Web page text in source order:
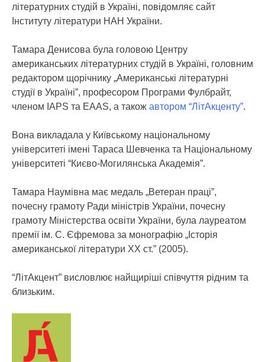
літературних студій в Україні, повідомляє сайт
Інституту літератури НАН України.
Тамара Денисова була головою Центру
американських літературних студій в Україні, головним
редактором щорічнику „Американські літературні
студії в Україні”, професором Програми Фулбрайт,
членом IAPS та EAAS, а також автором “ЛітАкценту”.
Вона викладала у Київському національному
університеті імені Тараса Шевченка та Національному
університеті “Києво-Могилянська Академія”.
Тамара Наумівна має медаль „Ветеран праці”,
почесну грамоту Ради міністрів України, почесну
грамоту Міністерства освіти України, була лауреатом
премії ім. С. Єфремова за монографію „Історія
американської літератури ХХ ст.” (2005).
“ЛітАкцент” висловлює найщиріші співчуття рідним та
близьким.